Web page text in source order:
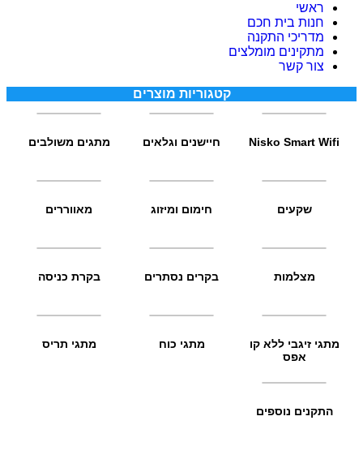
ראשי
חנות בית חכם
מדריכי התקנה
מתקינים מומלצים
צור קשר
קטגוריות מוצרים
Nisko Smart Wifi חיישנים וגלאים מתגים משולבים
שקעים חימום ומיזוג מאווררים
מצלמות בקרים נסתרים בקרת כניסה
מתגי זיגבי ללא קו
אפס
מתגי כוח מתגי תריס
התקנים נוספים